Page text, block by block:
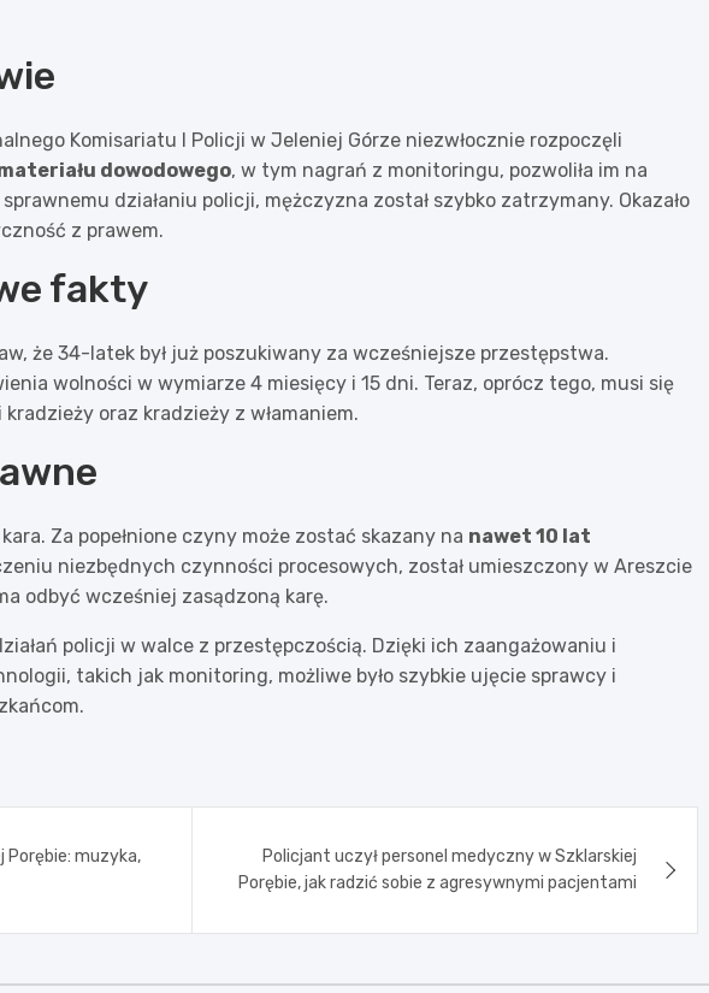
Komisariatu I Policji w Jeleniej Górze niezwłocznie rozpoczęli
dowodowego, w tym nagrań z monitoringu, pozwoliła im na
działaniu policji, mężczyzna został szybko zatrzymany. Okazało
z prawem.
fakty
że 34-latek był już poszukiwany za wcześniejsze przestępstwa.
wolności w wymiarze 4 miesięcy i 15 dni. Teraz, oprócz tego, musi się
oraz kradzieży z włamaniem.
Za popełnione czyny może zostać skazany na nawet 10 lat
niezbędnych czynności procesowych, został umieszczony w Areszcie
odbyć wcześniej zasądzoną karę.
policji w walce z przestępczością. Dzięki ich zaangażowaniu i
takich jak monitoring, możliwe było szybkie ujęcie sprawcy i
muzyka,
Policjant uczył personel medyczny w Szklarskiej
Porębie, jak radzić sobie z agresywnymi pacjentami